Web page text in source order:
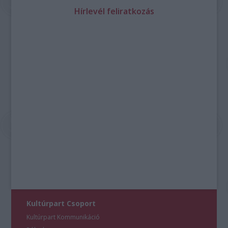
Hírlevél feliratkozás
Kultúrpart Csoport
Kultúrpart Kommunikáció